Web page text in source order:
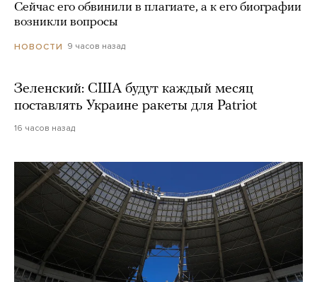
Сейчас его обвинили в плагиате, а к его биографии
возникли вопросы
НОВОСТИ 9 часов назад
Зеленский: США будут каждый месяц
поставлять Украине ракеты для Patriot
16 часов назад